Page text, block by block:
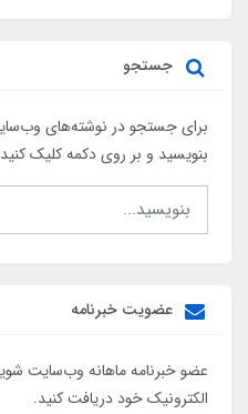
جستجو
برای جستجو در نوشته‌های
بنویسید و بر روی دکمه کلیک
عضویت خبرنامه
عضو خبرنامه ماهانه وب‌سایت
الکترونیک خود دریافت کنید.